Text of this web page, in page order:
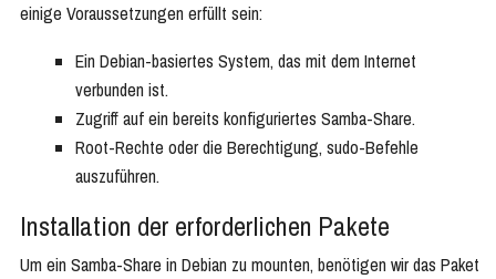
einige Voraussetzungen erfüllt sein:
Ein Debian-basiertes System, das mit dem Internet
verbunden ist.
Zugriff auf ein bereits konfiguriertes Samba-Share.
Root-Rechte oder die Berechtigung, sudo-Befehle
auszuführen.
Installation der erforderlichen Pakete
Um ein Samba-Share in Debian zu mounten, benötigen wir das Paket